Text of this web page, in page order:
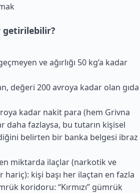
getirilebilir?
ve ağırlığı 50 kg’a kadar
değeri 200 avroya kadar olan gıda
kadar nakit para (hem Grivna
daha fazlaysa, bu tutarın kişisel
belirten bir banka belgesi ibraz
miktarda ilaçlar (narkotik ve
kişi başı her ilaçtan en fazla
koridoru: “Kırmızı” gümrük